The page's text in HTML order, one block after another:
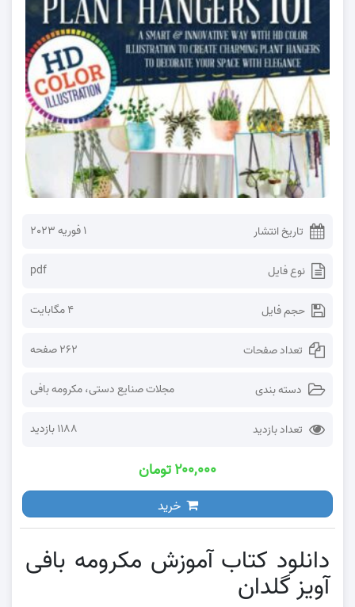
تاریخ انتشار 1 فوریه 2023
نوع فایل pdf
حجم فایل ۴ مگابایت
تعداد صفحات ۲۶۲ صفحه
دسته بندی مجلات صنایع دستی،مکرومه بافی
تعداد بازدید 1188 بازدید
۲۰۰,۰۰۰ تومان
خرید
دانلود کتاب آموزش مکرومه بافی
آویز گلدان